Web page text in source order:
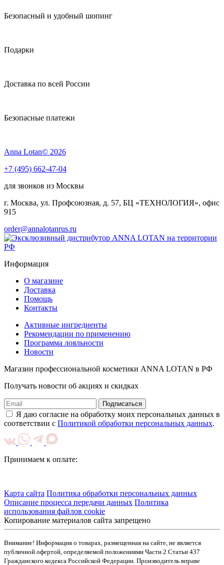
Безопасный и удобный шопинг
Подарки
Доставка по всей России
Безопасные платежи
Anna Lotan© 2026
+7 (495) 662-47-04
для звонков из Москвы
г. Москва, ул. Профсоюзная, д. 57, БЦ «ТЕХНОЛОГИЯ», офис
915
order@annalotanrus.ru
Информация
О магазине
Доставка
Помощь
Контакты
Активные ингредиенты
Рекомендации по применению
Программа лояльности
Новости
Магазин профессиональной косметики ANNA LOTAN в РФ
Получать новости об акциях и скидках
Подписаться
Я даю согласие на обработку моих персональных данных в
соответствии с Политикой обработки персональных данных.
Принимаем к оплате:
Карта сайта Политика обработки персональных данных
Описание процесса передачи данных Политика
использования файлов cookie
Копирование материалов сайта запрещено
Внимание! Информация о товарах, размещенная на сайте, не является
публичной офертой, определяемой положениями Части 2 Статьи 437
Гражданского кодекса Российской Федерации. Производитель вправе